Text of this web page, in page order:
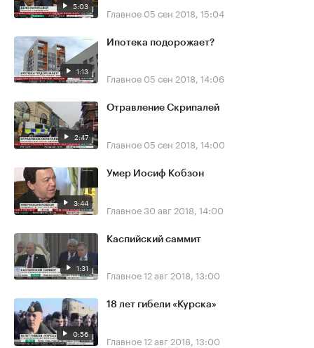
5:03 Главное 05 сен 2018, 15:04
1:13
Ипотека подорожает?
Главное 05 сен 2018, 14:06
2:47
Отравление Скрипалей
Главное 05 сен 2018, 14:00
3:44
Умер Иосиф Кобзон
Главное30 авг 2018, 14:00
1:31
Каспийский саммит
Главное12 авг 2018, 13:00
0:56
18 лет гибели «Курска»
Главное12 авг 2018, 13:00